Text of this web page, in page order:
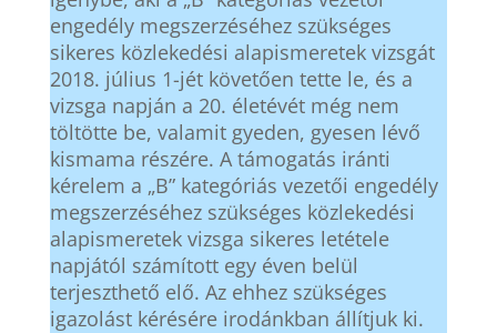
engedély megszerzéséhez szükséges
sikeres közlekedési alapismeretek vizsgát
2018. július 1-jét követően tette le, és a
vizsga napján a 20. életévét még nem
töltötte be, valamit gyeden, gyesen lévő
kismama részére. A támogatás iránti
kérelem a „B” kategóriás vezetői engedély
megszerzéséhez szükséges közlekedési
alapismeretek vizsga sikeres letétele
napjától számított egy éven belül
terjeszthető elő. Az ehhez szükséges
igazolást kérésére irodánkban állítjuk ki.